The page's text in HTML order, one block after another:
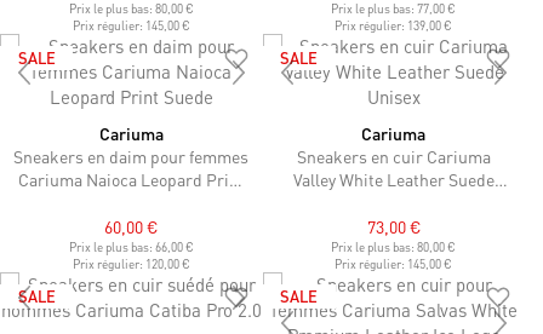
Prix le plus bas: 80,00 €
Prix régulier: 145,00 €
Prix le plus bas:77,00 €
Prix régulier: 139,00 €
SALE
Cariuma
Sneakers en daim pour femmes
Cariuma Naioca Leopard Print
60,00 €
Prix le plus bas: 66,00 €
Prix régulier: 120,00 €
SALE
Cariuma
Sneakers en cuir Cariuma
Valley White Leather Suede
73,00 €
Prix le plus bas:80,00 €
Prix régulier: 145,00 €
SALE SALE